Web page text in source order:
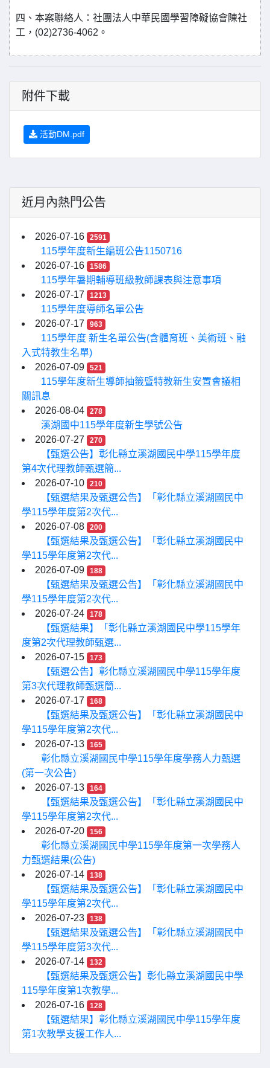
四、本案聯絡人：社團法人中華民國學習障礙協會陳社
工，(02)2736-4062。
附件下載
活動DM.pdf
近月內熱門公告
2026-07-16 2591
115學年度新生編班公告1150716
2026-07-16
1586
115學年暑期輔導班級教師課表與注意事項
2026-07-17
1213
115學年度導師名單公告
2026-07-17
963
115學年度 新生名單公告(含體育班、美術班、融
入式特教生名單)
2026-07-09
521
115學年度新生導師抽籤暨特教新生安置會議相
關訊息
2026-08-04
278
溪湖國中115學年度新生學號公告
2026-07-27
270
【甄選公告】彰化縣立溪湖國民中學115學年度
第4次代理教師甄選簡...
2026-07-10
210
【甄選結果及甄選公告】「彰化縣立溪湖國民中
學115學年度第2次代...
2026-07-08
200
【甄選結果及甄選公告】「彰化縣立溪湖國民中
學115學年度第2次代...
2026-07-09
188
【甄選結果及甄選公告】「彰化縣立溪湖國民中
學115學年度第2次代...
2026-07-24
178
【甄選結果】「彰化縣立溪湖國民中學115學年
度第2次代理教師甄選...
2026-07-15
173
【甄選公告】彰化縣立溪湖國民中學115學年度
第3次代理教師甄選簡...
2026-07-17
168
【甄選結果及甄選公告】「彰化縣立溪湖國民中
學115學年度第2次代...
2026-07-13
165
彰化縣立溪湖國民中學115學年度學務人力甄選
(第一次公告)
2026-07-13
164
【甄選結果及甄選公告】「彰化縣立溪湖國民中
學115學年度第2次代...
2026-07-20
156
彰化縣立溪湖國民中學115學年度第一次學務人
力甄選結果(公告)
2026-07-14
138
【甄選結果及甄選公告】「彰化縣立溪湖國民中
學115學年度第2次代...
2026-07-23
138
【甄選結果及甄選公告】「彰化縣立溪湖國民中
學115學年度第3次代...
2026-07-14
132
【甄選結果及甄選公告】彰化縣立溪湖國民中學
115學年度第1次教學...
2026-07-16
128
【甄選結果】彰化縣立溪湖國民中學115學年度
第1次教學支援工作人...